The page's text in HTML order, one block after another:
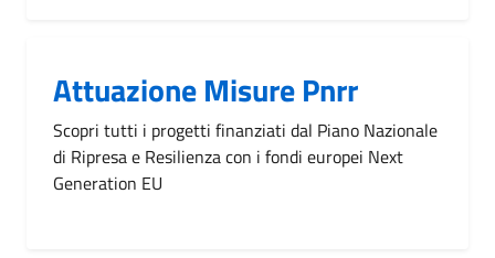
Attuazione Misure Pnrr
Scopri tutti i progetti finanziati dal Piano Nazionale
di Ripresa e Resilienza con i fondi europei Next
Generation EU